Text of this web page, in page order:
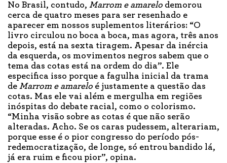
No Brasil, contudo, Marrom e amarelo demorou
cerca de quatro meses para ser resenhado e
aparecer em nossos suplementos literários: “O
livro circulou no boca a boca, mas agora, três anos
depois, está na sexta tiragem. Apesar da inércia
da esquerda, os movimentos negros sabem que o
tema das cotas está na ordem do dia”. Ele
especifica isso porque a fagulha inicial da trama
de Marrom e amarelo é justamente a questão das
cotas. Mas ele vai além e mergulha em regiões
inóspitas do debate racial, como o colorismo.
“Minha visão sobre as cotas é que não serão
alteradas. Acho. Se os caras pudessem, alterariam,
porque esse é o pior congresso do período pós-
redemocratização, de longe, só entrou bandido lá,
já era ruim e ficou pior”, opina.